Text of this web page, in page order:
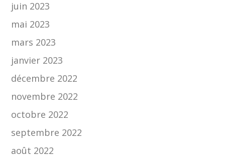
juin 2023
mai 2023
mars 2023
janvier 2023
décembre 2022
novembre 2022
octobre 2022
septembre 2022
août 2022